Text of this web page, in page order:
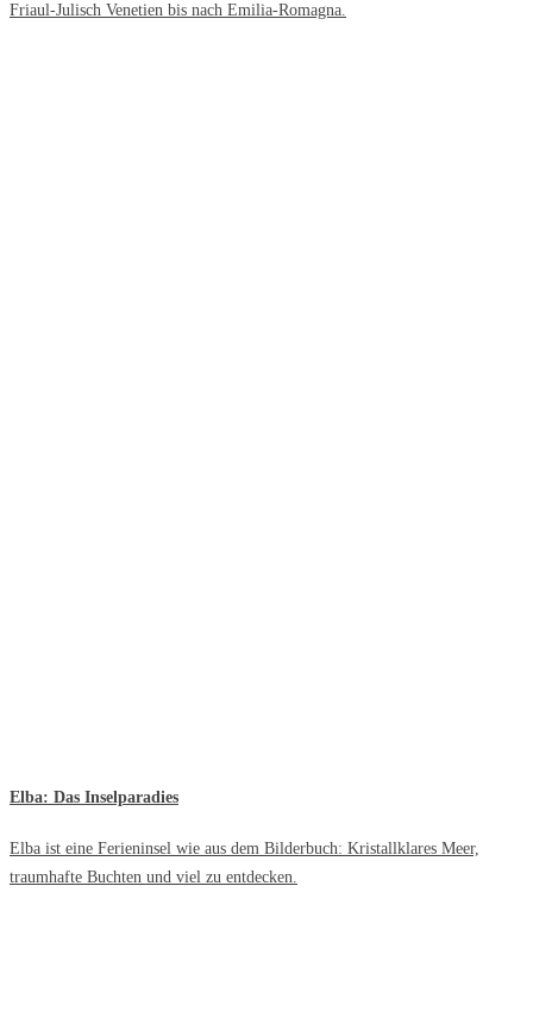
Friaul-Julisch Venetien bis nach Emilia-Romagna.
Elba: Das Inselparadies
Elba ist eine Ferieninsel wie aus dem Bilderbuch: Kristallklares Meer,
traumhafte Buchten und viel zu entdecken.